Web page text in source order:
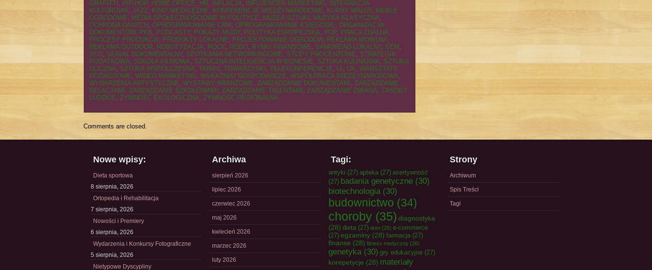
GRAFITTI , HIP-HOP, HOME OFFICE, HR, INFLACJA, INFLUENCER MARKETING,
INTEGRACJA
KULTUROWA, JAZZ, KINO NIEZALEŻNE, KONFERENCJE MIĘDZYNARODOWE, KURSY WALUT, MEBLE
OGRODOWE, MEDIA SPOŁECZNOŚCIOWE W POLITYCE, MUZEA SZTUKI , MUZYKA KLASYCZNA,
OCHRONA DANYCH , OPROGRAMOWANIE CRM , OPROGRAMOWANIE KSIĘGOWE, ORGANIZACJA
DOKUMENTÓW, PKB, PODCASTY, POKAZY MODY, POLITYKA EUROPEJSKA, POP, PRACA ZDALNA,
PROCESY PRODUKCJI , PRODUKTY LOKALNE, PROJEKTOWANIE OGRODÓW, REKLAMA MOBILNA,
REKLAMA OUTDOOR, ROBOTYZACJA, ROCK, RODO, RYNKI FINANSOWE, SAMORZĄD LOKALNY, SEM ,
SEO, SERIAL DOKUMENTALNY, SPOTKANIA NETWORKINGOWE, STOPY PROCENTOWE, STRATEGIA
PODATKOWA, SZKOŁA FILMOWA, SZTUCZNA INTELIGENCJA W BIZNESIE, SZTUKA KULINARNA, SZTUKA
ULICZNA, SZTUKA WSPÓŁCZESNA, TANIEC TOWARZYSKI , TELEKONFERENCJE, UI , UX, WARSZTATY
ROZWOJOWE, WIDEO MARKETING, WSKAŹNIKI GOSPODARCZE, WSPÓŁPRACA MIĘDZYNARODOWA,
WYDARZENIA ARTYSTYCZNE, WYSTAWY BRANŻOWE, ZARZĄDZANIE DOKUMENTAMI , ZARZĄDZANIE
RELACJAMI , ZARZĄDZANIE SZKOLENIAMI , ZARZĄDZANIE TALENTAMI , ZARZĄDZANIE ZMIANĄ, ZASOBY
LUDZKIE, ŻYWNOŚĆ EKOLOGICZNA, ŻYWNOŚĆ REGIONALNA
Comments are closed.
Nowe wpisy:
Dieta sportowa
8 sierpnia, 2026
Ortopedia i Rehabilitacja
7 sierpnia, 2026
Nowości i Premiery
6 sierpnia, 2026
Wydarzenia i Konkursy Fotograficzne
5 sierpnia, 2026
Nietypowe Dyscypliny
Archiwa
sierpień 2026
lipiec 2026
czerwiec 2026
maj 2026
kwiecień 2026
marzec 2026
luty 2026
Tagi:
antyki (27) apteka (27) asertywność
(27) badania genetyczne (30)
biotechnologia(30)
budownictwo (34)
choroby (35) diagnostyka
(28) dieta (27) dom (26) e-commerce
(27) egzaminy (28) farmacja (27)
finanse (28) fitness medyczny (26)
genetyka(30) gry edukacyjne (27)
korepetycje (28) materiały
Strony
Archiwum
Spis Treści
Tagi